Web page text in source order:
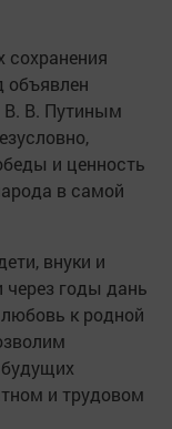
сохранения
объявлен
В. В. Путиным
и ценность
в самой
внуки и
через годы дань
к родной
и трудовом